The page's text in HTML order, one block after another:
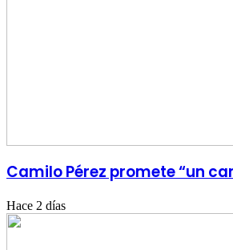
Camilo Pérez promete “un
Hace 2 días